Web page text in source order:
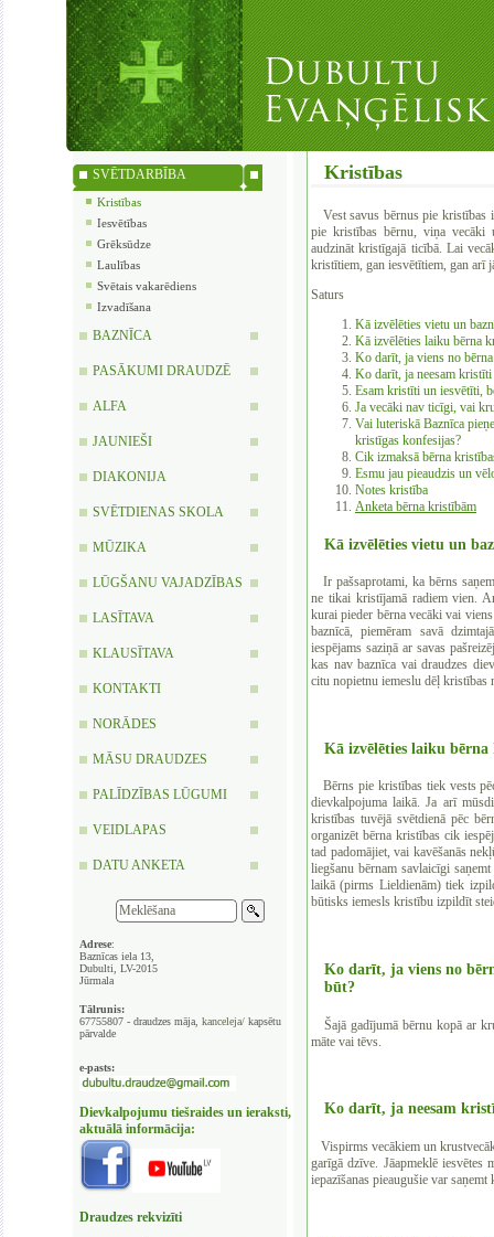
SVĒTDARBĪBA
Kristības
Iesvētības
Grēksūdze
Laulības
Svētais vakarēdiens
Izvadīšana
BAZNĪCA
PASĀKUMI DRAUDZĒ
ALFA
JAUNIEŠI
DIAKONIJA
SVĒTDIENAS SKOLA
MŪZIKA
LŪGŠANU VAJADZĪBAS
LASĪTAVA
KLAUSĪTAVA
KONTAKTI
NORĀDES
MĀSU DRAUDZES
PALĪDZĪBAS LŪGUMI
VEIDLAPAS
DATU ANKETA
Adrese:
Baznīcas iela 13,
Dubulti, LV-2015
Jūrmala
Tālrunis:
67755807 - draudzes māja, kanceleja/ kapsētu
pārvalde
e-pasts:
Dievkalpojumu tiešraides un ieraksti,
aktuālā informācija:
Draudzes rekvizīti
Kristības
Vest savus bērnus pie kristības
pie kristības bērnu, viņa vecāki
audzināt kristīgajā ticībā. Lai
kristītiem, gan iesvētītiem, gan arī
Saturs
Kā izvēlēties vietu un
Kā izvēlēties laiku bērna
Ko darīt, ja viens no
Ko darīt, ja neesam
Esam kristīti un iesvētīti,
Ja vecāki nav ticīgi, vai
Vai luteriskā Baznīca
kristīgas konfesijas?
Cik izmaksā bērna
Esmu jau pieaudzis un
Notes kristība
Anketa bērna kristībām
Kā izvēlēties vietu un
Ir pašsaprotami, ka bērns
ne tikai kristījamā radiem vien.
kurai pieder bērna vecāki vai
baznīcā, piemēram savā
iespējams saziņā ar savas
kas nav baznīca vai draudzes
citu nopietnu iemeslu dēļ kristības
Kā izvēlēties laiku
Bērns pie kristības tiek vests
dievkalpojuma laikā. Ja arī
kristības tuvējā svētdienā pēc
organizēt bērna kristības cik
tad padomājiet, vai kavēšanās
liegšanu bērnam savlaicīgi
laikā (pirms Lieldienām) tiek
būtisks iemesls kristību izpildīt
Ko darīt, ja viens no
būt?
Šajā gadījumā bērnu kopā ar
māte vai tēvs.
Ko darīt, ja neesam
Vispirms vecākiem un
garīgā dzīve. Jāapmeklē iesvētes
iepazīšanas pieaugušie var